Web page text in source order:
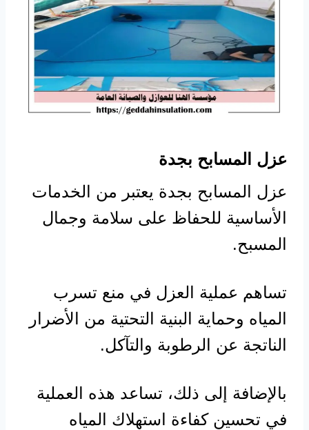
عزل المسابح بجدة
عزل المسابح بجدة يعتبر من الخدمات
الأساسية للحفاظ على سلامة وجمال
المسبح.
تساهم عملية العزل في منع تسرب
المياه وحماية البنية التحتية من الأضرار
الناتجة عن الرطوبة والتآكل.
بالإضافة إلى ذلك، تساعد هذه العملية
في تحسين كفاءة استهلاك المياه